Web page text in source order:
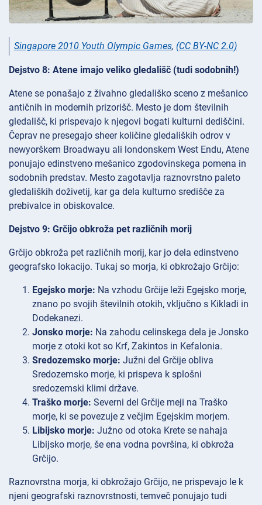
Singapore 2010 Youth Olympic Games, (CC BY-NC 2.0)
Dejstvo 8: Atene imajo veliko gledališč (tudi sodobnih!)
Atene se ponašajo z živahno gledališko sceno z mešanico
antičnih in modernih prizorišč. Mesto je dom številnih
gledališč, ki prispevajo k njegovi bogati kulturni dediščini.
Čeprav ne presegajo sheer količine gledaliških odrov v
newyorškem Broadwayu ali londonskem West Endu, Atene
ponujajo edinstveno mešanico zgodovinskega pomena in
sodobnih predstav. Mesto zagotavlja raznovrstno paleto
gledaliških doživetij, kar ga dela kulturno središče za
prebivalce in obiskovalce.
Dejstvo 9: Grčijo obkroža pet različnih morij
Grčijo obkroža pet različnih morij, kar jo dela edinstveno
geografsko lokacijo. Tukaj so morja, ki obkrožajo Grčijo:
Egejsko morje: Na vzhodu Grčije leži Egejsko morje,
znano po svojih številnih otokih, vključno s Kikladi in
Dodekanezi.
Jonsko morje: Na zahodu celinskega dela je Jonsko
morje z otoki kot so Krf, Zakintos in Kefalonia.
Sredozemsko morje: Južni del Grčije obliva
Sredozemsko morje, ki prispeva k splošni
sredozemski klimi države.
Traško morje: Severni del Grčije meji na Traško
morje, ki se povezuje z večjim Egejskim morjem.
Libijsko morje: Južno od otoka Krete se nahaja
Libijsko morje, še ena vodna površina, ki obkroža
Grčijo.
Raznovrstna morja, ki obkrožajo Grčijo, ne prispevajo le k
njeni geografski raznovrstnosti, temveč ponujajo tudi